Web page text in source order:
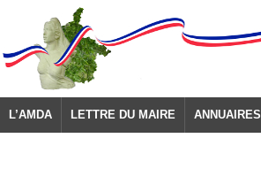
L’AMDA LETTRE DU MAIRE ANNUAIRES